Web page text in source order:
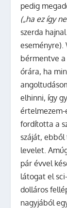
pedig
(„ha ez így
szerda
eseményre).
bérmentve
órára, ha
elhinni, így
fordította a
száját,
levelet.
pár évvel
látogat el
dolláros
nagyjából